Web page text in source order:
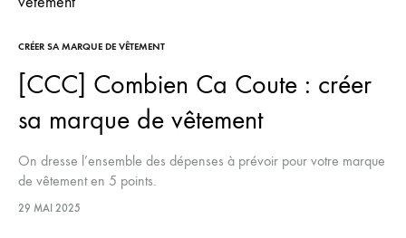
CRÉER SA MARQUE DE VÊTEMENT
[CCC] Combien Ca Coute : créer
sa marque de vêtement
On dresse l’ensemble des dépenses à prévoir pour votre marque
de vêtement en 5 points.
29 MAI 2025